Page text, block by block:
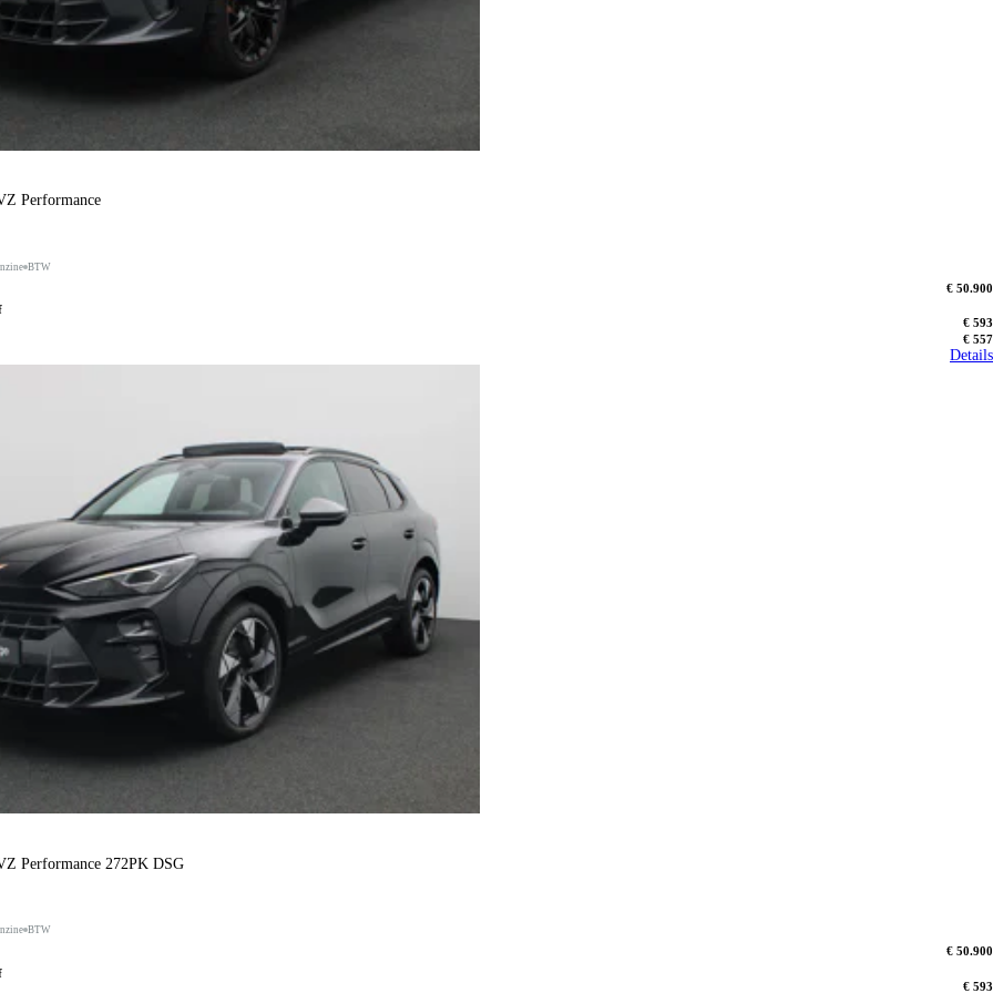
Performance
BTW
€ 50.900
€ 593
€ 557
Details
Performance 272PK DSG
BTW
€ 50.900
€ 593